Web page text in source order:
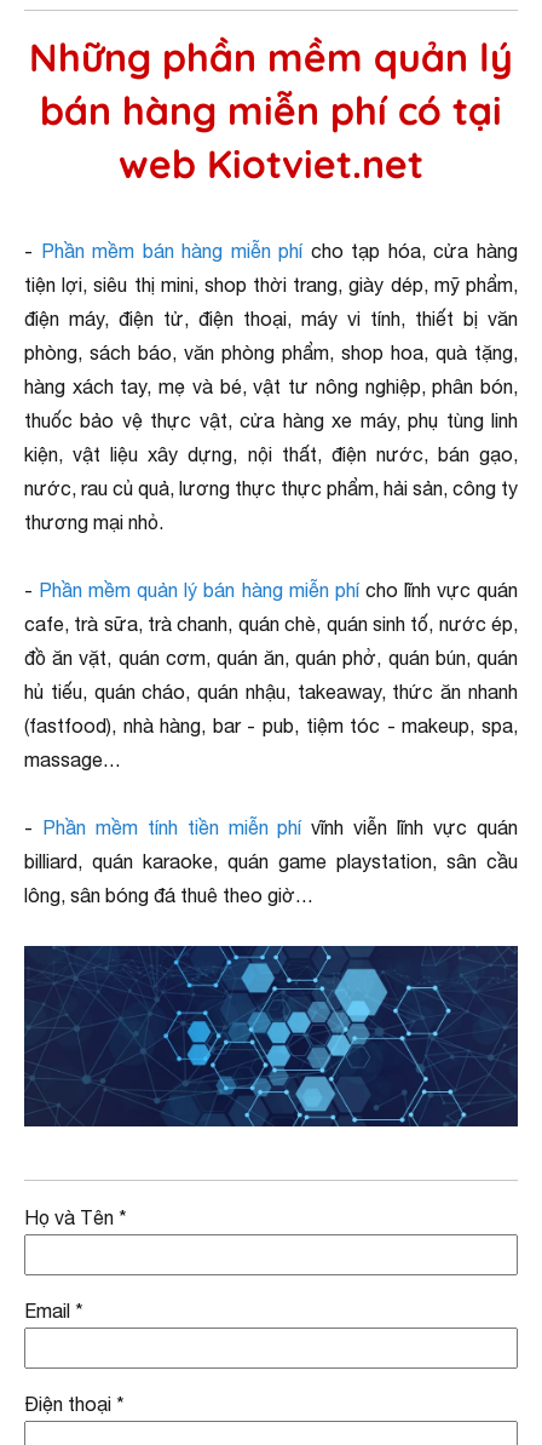
Những phần mềm quản lý
bán hàng miễn phí có tại
web Kiotviet.net
- Phần mềm bán hàng miễn phícho tạp hóa, cửa hàng
tiện lợi, siêu thị mini, shop thời trang, giày dép, mỹ phẩm,
điện máy, điện tử, điện thoại, máy vi tính, thiết bị văn
phòng, sách báo, văn phòng phẩm, shop hoa, quà tặng,
hàng xách tay, mẹ và bé, vật tư nông nghiệp, phân bón,
thuốc bảo vệ thực vật, cửa hàng xe máy, phụ tùng linh
kiện, vật liệu xây dựng, nội thất, điện nước, bán gạo,
nước, rau củ quả, lương thực thực phẩm, hải sản, công ty
thương mại nhỏ.
- Phần mềm quản lý bán hàng miễn phícho lĩnh vực quán
cafe, trà sữa, trà chanh, quán chè, quán sinh tố, nước ép,
đồ ăn vặt, quán cơm, quán ăn, quán phở, quán bún, quán
hủ tiếu, quán cháo, quán nhậu, takeaway, thức ăn nhanh
(fastfood), nhà hàng, bar - pub, tiệm tóc - makeup, spa,
massage…
- Phần mềm tính tiền miễn phívĩnh viễn lĩnh vực quán
billiard, quán karaoke, quán game playstation, sân cầu
lông, sân bóng đá thuê theo giờ…
Họ và Tên *
Email *
Điện thoại *